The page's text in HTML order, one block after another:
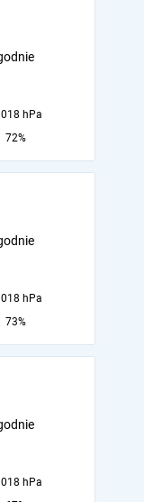
hPa
72%
hPa
73%
hPa